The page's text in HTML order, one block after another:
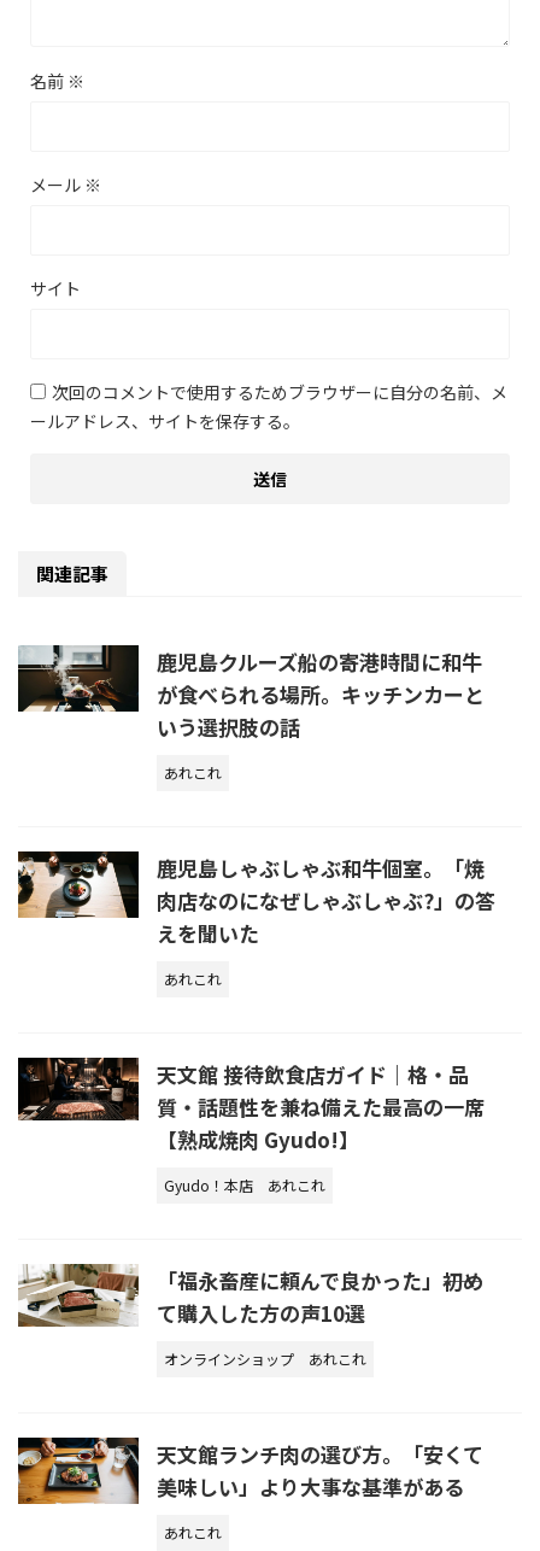
名前 ※
メール ※
サイト
次回のコメントで使用するためブラウザーに自分の名前、メ
ールアドレス、サイトを保存する。
関連記事
鹿児島クルーズ船の寄港時間に和牛
が食べられる場所。キッチンカーと
いう選択肢の話
あれこれ
鹿児島しゃぶしゃぶ和牛個室。「焼
肉店なのになぜしゃぶしゃぶ?」の答
えを聞いた
あれこれ
天文館 接待飲食店ガイド｜格・品
質・話題性を兼ね備えた最高の一席
【熟成焼肉 Gyudo!】
Gyudo！本店 あれこれ
「福永畜産に頼んで良かった」――初め
て購入した方の声10選
オンラインショップ あれこれ
天文館ランチ肉の選び方。「安くて
美味しい」より大事な基準がある
あれこれ